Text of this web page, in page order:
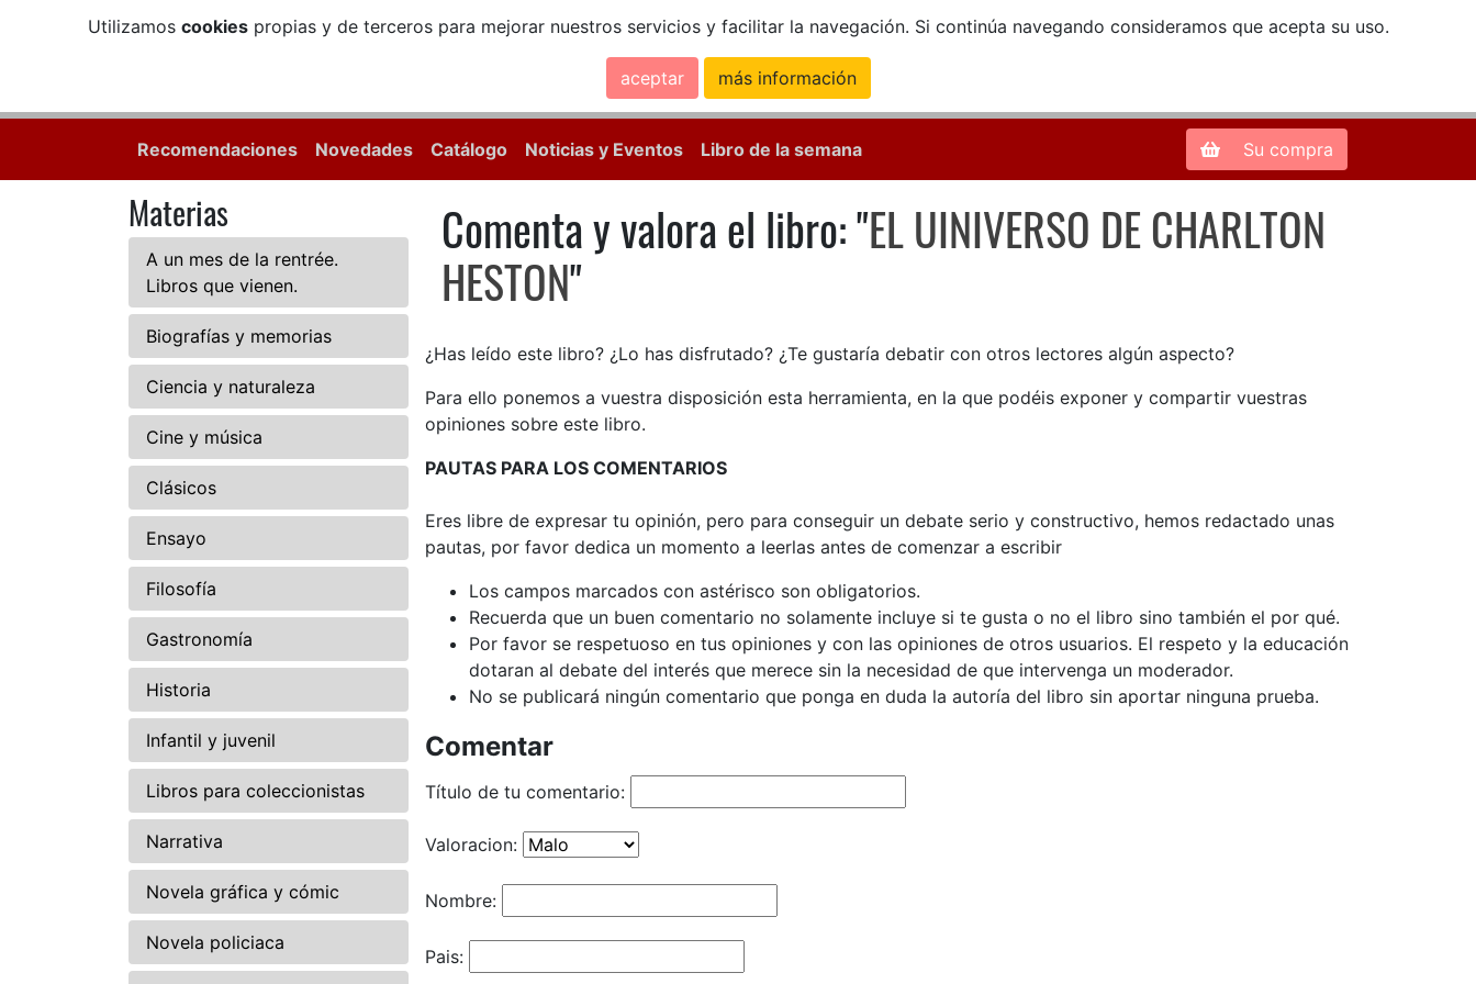
Utilizamos cookiespropias y de terceros para mejorar nuestros servicios y facilitar la navegación. Si continúa navegando consideramos que acepta su uso.
aceptar más información
Zona de Clientes
Recomendaciones Novedades Catálogo Noticias y Eventos Libro de la semana Su compra
Materias
A un mes de la rentrée.
Libros que vienen.
Biografías y memorias
Ciencia y naturaleza
Cine y música
Clásicos
Ensayo
Filosofía
Gastronomía
Historia
Infantil y juvenil
Libros para coleccionistas
Narrativa
Novela gráfica y cómic
Novela policiaca
Comenta y valora el libro: EL UINIVERSO DE CHARLTON HESTON
Comenta y valora el libro: "EL UINIVERSO DE CHARLTON
HESTON"
¿Has leído este libro? ¿Lo has disfrutado? ¿Te gustaría debatir con otros lectores algún aspecto?
Para ello ponemos a vuestra disposición esta herramienta, en la que podéis exponer y compartir vuestras
opiniones sobre este libro.
PAUTAS PARA LOS COMENTARIOS
Eres libre de expresar tu opinión, pero para conseguir un debate serio y constructivo, hemos redactado unas
pautas, por favor dedica un momento a leerlas antes de comenzar a escribir
Los campos marcados con astérisco son obligatorios.
Recuerda que un buen comentario no solamente incluye si te gusta o no el libro sino también el por qué.
Por favor se respetuoso en tus opiniones y con las opiniones de otros usuarios. El respeto y la educación
dotaran al debate del interés que merece sin la necesidad de que intervenga un moderador.
No se publicará ningún comentario que ponga en duda la autoría del libro sin aportar ninguna prueba.
Comentar
Título de tu comentario:
Valoracion:
Nombre:
Pais: